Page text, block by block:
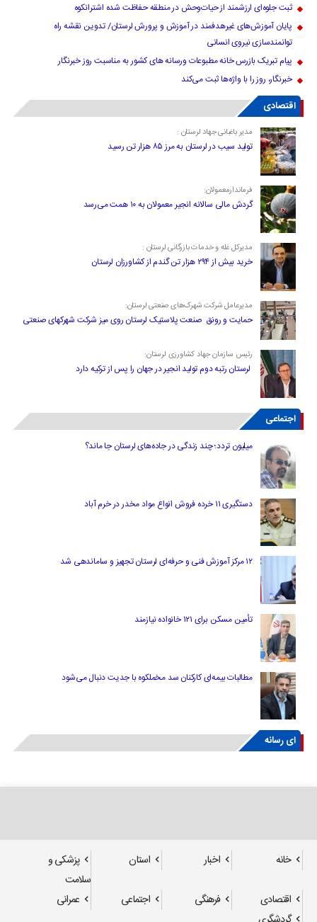
ثبت جلوه‌ای ارزشمند از حیات‌وحش در منطقه حفاظت شده اشترانکوه
پایان آموزش‌های غیرهدفمند در آموزش و پرورش لرستان/ تدوین نقشه راه
توانمندسازی نیروی انسانی
پیام تبریک بازرس خانه مطبوعات ورسانه های کشور به مناسبت روز خبرنگار
خبرنگار، روز را با واژه‌ها ثبت می‌کند
اقتصادی
مدیر باغبانی جهاد لرستان :
تولید سیب در لرستان به مرز ۸۵ هزار تن رسید
فرماندارمعمولان:
گردش مالی سالانه انجیر معمولان به ۱۰ همت می‌رسد
مدیرکل غله و خدمات بازرگانی لرستان :
خرید بیش از ۲۹۴ هزار تن گندم از کشاورزان لرستان
مدیرعامل شرکت شهرک‌های صنعتی لرستان:
حمایت و رونق صنعت پلاستیک لرستان روی میز شرکت شهرکهای صنعتی
رئیس سازمان جهاد کشاورزی لرستان:
لرستان رتبه دوم تولید انجیر در جهان را پس از ترکیه دارد
اجتماعی
میلیون تردد؛ چند زندگی در جاده‌های لرستان جا ماند؟
دستگیری ۱۱ خرده فروش انواع مواد مخدر در خرم آباد
۱۲ مرکز آموزش فنی و حرفه‌ای لرستان تجهیز و ساماندهی شد
تأمین مسکن برای ۱۲۱ خانواده نیازمند
مطالبات بیمه‌ای کارکنان سد مخملکوه با جدیت دنبال می‌شود
ای رسانه
خانه اخبار استان
پزشکی و
سلامت
اقتصادی
فرهنگی اجتماعی
عمرانی